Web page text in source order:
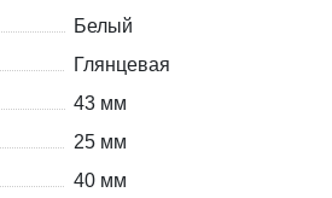
Белый
Глянцевая
43 мм
25 мм
40 мм